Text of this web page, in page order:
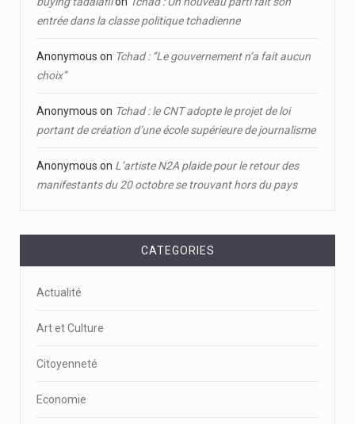
entrée dans la classe politique tchadienne
Anonymous on Tchad : ‘’Le gouvernement n’a fait aucun
choix’’
Anonymous on Tchad : le CNT adopte le projet de loi
portant de création d’une école supérieure de journalisme
Anonymous on L’artiste N2A plaide pour le retour des
manifestants du 20 octobre se trouvant hors du pays
CATEGORIES
Actualité
Art et Culture
Citoyenneté
Economie